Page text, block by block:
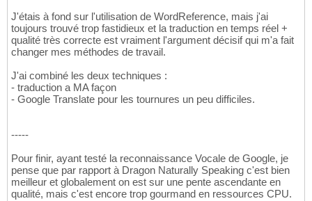
J'étais à fond sur l'utilisation de WordReference, mais j'ai
toujours trouvé trop fastidieux et la traduction en temps réel +
qualité très correcte est vraiment l'argument décisif qui m'a fait
changer mes méthodes de travail.
J'ai combiné les deux techniques :
- traduction a MA façon
- Google Translate pour les tournures un peu difficiles.
-----
Pour finir, ayant testé la reconnaissance Vocale de Google, je
pense que par rapport à Dragon Naturally Speaking c'est bien
meilleur et globalement on est sur une pente ascendante en
qualité, mais c'est encore trop gourmand en ressources CPU.